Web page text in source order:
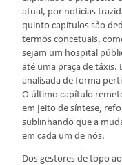
atual, por notícias
quinto capítulos são
termos concetuais,
sejam um hospital
até uma praça de táxis.
analisada de forma
O último capítulo
em jeito de síntese,
sublinhando que a
em cada um de nós.
Dos gestores de topo